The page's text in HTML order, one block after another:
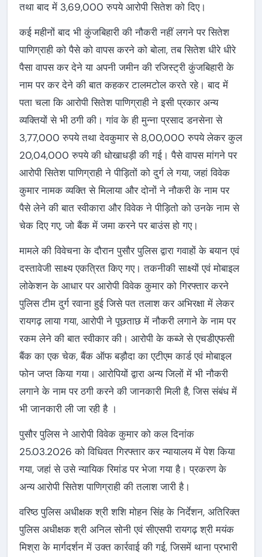
तथा बाद में 3,69,000 रुपये आरोपी सितेश को दिए।
कई महीनों बाद भी कुंजबिहारी की नौकरी नहीं लगने पर सितेश
पाणिग्राही को पैसे को वापस करने को बोला, तब सितेश धीरे धीरे
पैसा वापस कर देने या अपनी जमीन की रजिस्ट्री कुंजबिहारी के
नाम पर कर देने की बात कहकर टालमटोल करते रहे। बाद में
पता चला कि आरोपी सितेश पाणिग्राही ने इसी प्रकार अन्य
व्यक्तियों से भी ठगी की। गांव के ही मुन्ना प्रसाद डनसेना से
3,77,000 रुपये तथा देवकुमार से 8,00,000 रुपये लेकर कुल
20,04,000 रुपये की धोखाधड़ी की गई। पैसे वापस मांगने पर
आरोपी सितेश पाणिग्राही ने पीड़ितों को दुर्ग ले गया, जहां विवेक
कुमार नामक व्यक्ति से मिलाया और दोनों ने नौकरी के नाम पर
पैसे लेने की बात स्वीकारा और विवेक ने पीड़ितो को उनके नाम से
चेक दिए गए, जो बैंक में जमा करने पर बाउंस हो गए।
मामले की विवेचना के दौरान पुसौर पुलिस द्वारा गवाहों के बयान एवं
दस्तावेजी साक्ष्य एकत्रित किए गए। तकनीकी साक्ष्यों एवं मोबाइल
लोकेशन के आधार पर आरोपी विवेक कुमार को गिरफ्तार करने
पुलिस टीम दुर्ग रवाना हुई जिसे पत तलाश कर अभिरक्षा में लेकर
रायगढ़ लाया गया, आरोपी ने पूछताछ में नौकरी लगाने के नाम पर
रकम लेने की बात स्वीकार की। आरोपी के कब्जे से एचडीएफसी
बैंक का एक चेक, बैंक ऑफ बड़ौदा का एटीएम कार्ड एवं मोबाइल
फोन जप्त किया गया। आरोपियों द्वारा अन्य जिलों में भी नौकरी
लगाने के नाम पर ठगी करने की जानकारी मिली है, जिस संबंध में
भी जानकारी ली जा रही है ।
पुसौर पुलिस ने आरोपी विवेक कुमार को कल दिनांक
25.03.2026 को विधिवत गिरफ्तार कर न्यायालय में पेश किया
गया, जहां से उसे न्यायिक रिमांड पर भेजा गया है। प्रकरण के
अन्य आरोपी सितेश पाणिग्राही की तलाश जारी है।
वरिष्ठ पुलिस अधीक्षक श्री शशि मोहन सिंह के निर्देशन, अतिरिक्त
पुलिस अधीक्षक श्री अनिल सोनी एवं सीएसपी रायगढ़ श्री मयंक
मिश्रा के मार्गदर्शन में उक्त कार्रवाई की गई, जिसमें थाना प्रभारी